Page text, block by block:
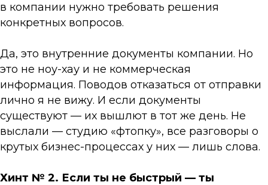
в компании нужно требовать решения
конкретных вопросов.
Да, это внутренние документы компании. Но
это не ноу-хау и не коммерческая
информация. Поводов отказаться от отправки
лично я не вижу. И если документы
существуют — их вышлют в тот же день. Не
выслали — студию «фтопку», все разговоры о
крутых бизнес-процессах у них — лишь слова.
Хинт № 2. Если ты не быстрый — ты